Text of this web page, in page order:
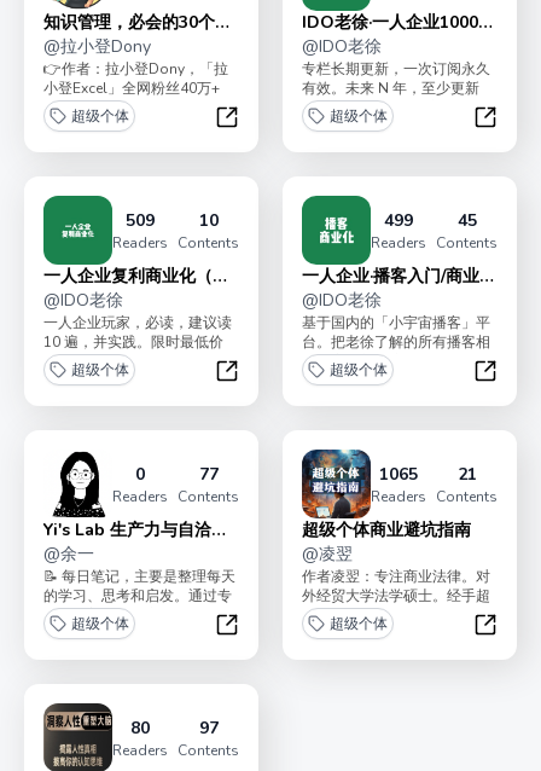
知识管理，必会的30个技
巧
@拉小登Dony
👉作者：拉小登Dony，「拉
小登Excel」全网粉丝40万+
<br>👉用《阅读笔记表格》
+Typ...
超级个体
知识管理，必会的30个技巧
IDO老徐·一人企业1000条
短思考
@IDO老徐
专栏长期更新，一次订阅永久
有效。未来 N 年，至少更新
1000 条「一人企业实战短思
考」（ 5 本...
超级个体
IDO
509
Readers
10
Contents
一人企业复利商业化（共
读·送书）
@IDO老徐
一人企业玩家，必读，建议读
10 遍，并实践。限时最低价
69.96 ，会逐步涨价至 199 点
置...
超级个体
一人企业复利商业化（共读·送书）
499
Readers
45
Contents
一人企业·播客入门/商业
化/案例库
@IDO老徐
基于国内的「小宇宙播客」平
台。把老徐了解的所有播客相
关内容更新到这。包括：播客
引流逻辑，内容逻辑，商...
超级个体
一人
0
Readers
77
Contents
Yi's Lab 生产力与自洽实
验室
@余一
📝 每日笔记，主要是整理每天
的学习、思考和启发。通过专
栏，推着自己把实践、阅读、
跟创新团队的交流变...
超级个体
Yi's Lab 生产力与自洽实验室
1065
Readers
21
Contents
超级个体商业避坑指南
@凌翌
作者凌翌：专注商业法律。对
外经贸大学法学硕士。经手超
16亿法律业务；曾任职互联网
大厂；曾帮助创业团队...
超级个体
超级
80
Readers
97
Contents